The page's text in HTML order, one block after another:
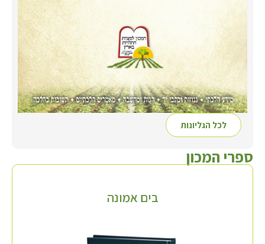
לכל הגליונות
ספרי המכון
בים אמונה